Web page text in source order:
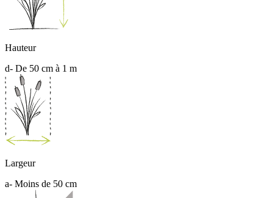
Hauteur
d- De 50 cm à 1 m
Largeur
a- Moins de 50 cm